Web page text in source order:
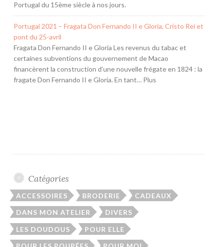
Portugal du 15ème siècle à nos jours.
Portugal 2021 – Fragata Don Fernando II e Gloria, Cristo Rei et
pont du 25-avril
Fragata Don Fernando II e Gloria Les revenus du tabac et
certaines subventions du gouvernement de Macao
financèrent la construction d’une nouvelle frégate en 1824 : la
fragate Don Fernando II e Gloria. En tant… Plus
Catégories
ACCESSOIRES BRODERIE CADEAUX
DANS MON ATELIER DIVERS
LES DOUDOUS POUR ELLE